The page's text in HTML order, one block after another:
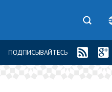
ПОДПИСЫВАЙТЕСЬ